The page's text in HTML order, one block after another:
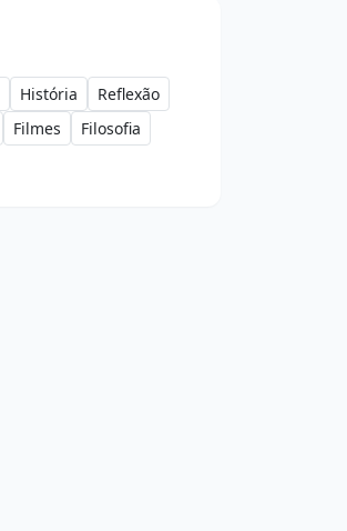
História
Reflexão
Filmes
Filosofia